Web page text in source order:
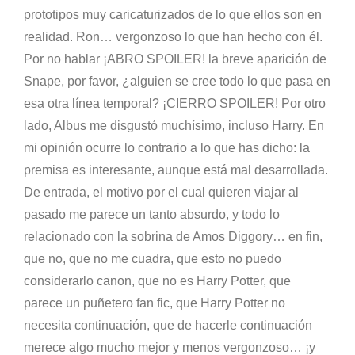
prototipos muy caricaturizados de lo que ellos son en
realidad. Ron… vergonzoso lo que han hecho con él.
Por no hablar ¡ABRO SPOILER! la breve aparición de
Snape, por favor, ¿alguien se cree todo lo que pasa en
esa otra línea temporal? ¡CIERRO SPOILER! Por otro
lado, Albus me disgustó muchísimo, incluso Harry. En
mi opinión ocurre lo contrario a lo que has dicho: la
premisa es interesante, aunque está mal desarrollada.
De entrada, el motivo por el cual quieren viajar al
pasado me parece un tanto absurdo, y todo lo
relacionado con la sobrina de Amos Diggory… en fin,
que no, que no me cuadra, que esto no puedo
considerarlo canon, que no es Harry Potter, que
parece un puñetero fan fic, que Harry Potter no
necesita continuación, que de hacerle continuación
merece algo mucho mejor y menos vergonzoso… ¡y